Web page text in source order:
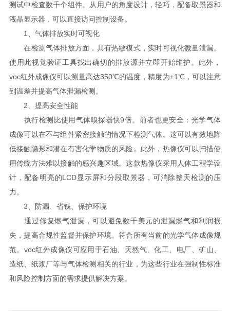
测试中检查数千个组件。从用户的角度设计，轻巧，配备取景器和
液晶显示器，可以直接访问控制设备。
1、气体排放实时可视化
在检测气体排放方面，具有热敏模式，实时可视化微量泄漏。
使用此视觉验证工具找出确切的排放源并立即开始维护。此外，
voc红外成像仪可以测量高达350℃的温度，精度为±1℃，可以注意
到温差并提高气体泄漏检测。
2、提高安全性能
执行检测比使用气体嗅探器快9倍。前者也更安全：光学气体
成像可以在不与组件紧密接触的情况下检测气体。这可以有效地降
低接触隐形和潜在有害化学物质的风险。此外，热像仪可以扫描使
用传统方法难以接触的感兴趣区域。这款热像仪采用人体工程学设
计，配备明亮的LCD显示屏和分段取景器，可消除整天检测的压
力。
3、防漏、省钱、保护环境
通过修复燃气泄漏，可以避免数千美元的泄漏燃气和利润损
失，提高合规性监督并保护环境。符合所有当前的光学气体成像规
范。voc红外成像仪可应用于石油、天然气、化工、电厂、矿山、
造纸、纸浆厂等与气体检测相关的行业，为这些行业在强制性标准
和风险控制方面的需求提供解决方案。